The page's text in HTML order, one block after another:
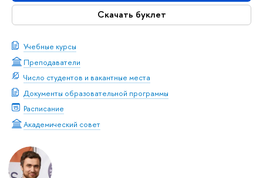
Скачать буклет
Учебные курсы
Преподаватели
Число студентов и вакантные места
Документы образовательной программы
Расписание
Академический совет